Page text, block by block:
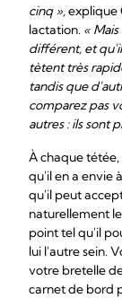
cinq »,explique
lactation. «
différent, et
tètent très
tandis que
comparez pas
autres : ils sont
À chaque
qu'il en a envie
qu'il peut
naturellement
point tel qu'il
lui l'autre sein.
votre bretelle
carnet de bord